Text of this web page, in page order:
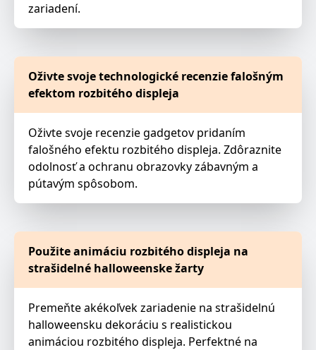
zariadení.
Oživte svoje technologické recenzie falošným
efektom rozbitého displeja
Oživte svoje recenzie gadgetov pridaním
falošného efektu rozbitého displeja. Zdôraznite
odolnosť a ochranu obrazovky zábavným a
pútavým spôsobom.
Použite animáciu rozbitého displeja na
strašidelné halloweenske žarty
Premeňte akékoľvek zariadenie na strašidelnú
halloweensku dekoráciu s realistickou
animáciou rozbitého displeja. Perfektné na